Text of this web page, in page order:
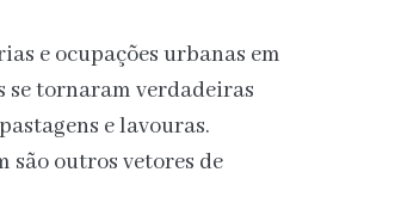
e ocupações urbanas em
se tornaram verdadeiras
e lavouras.
são outros vetores de